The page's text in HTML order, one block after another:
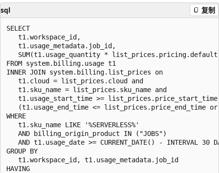
sql 复制
SELECT
   t1.workspace_id,
   t1.usage_metadata.job_id,
SUM(t1.usage_quantity *
FROM system.billing.usage t1
INNER JOIN system.billing.list_prices on
   t1.cloud = list_prices.cloud and
   t1.sku_name = list_prices.sku_name and
t1.usage_start_time >= list_prices.price_start_time
(t1.usage_end_time <= list_prices.price_end_time
WHERE
   t1.sku_name LIKE '%SERVERLESS%'
   AND billing_origin_product IN ("JOBS")
AND t1.usage_date >= CURRENT_DATE() - INTERVAL 30
GROUP BY
   t1.workspace_id, t1.usage_metadata.job_id
HAVING